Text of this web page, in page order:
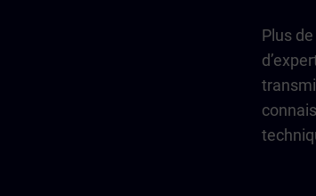
Plus